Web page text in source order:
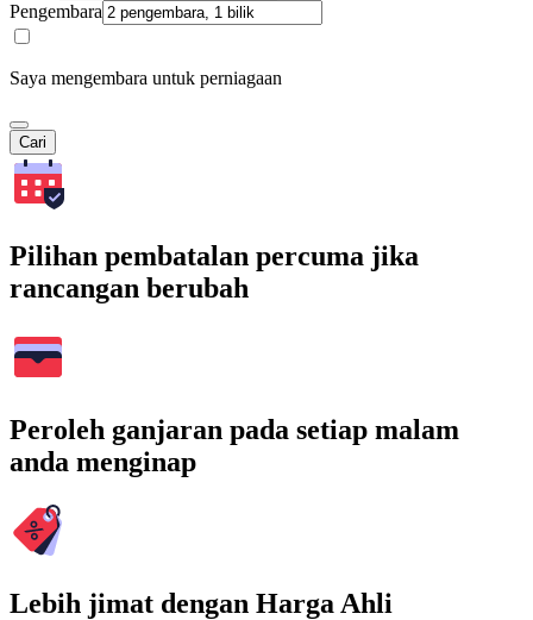
Pengembara
Saya mengembara untuk perniagaan
Cari
Pilihan pembatalan percuma jika
rancangan berubah
Peroleh ganjaran pada setiap malam
anda menginap
Lebih jimat dengan Harga Ahli